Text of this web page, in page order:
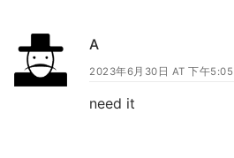
A
2023年6月30日 AT 下午5:05
need it